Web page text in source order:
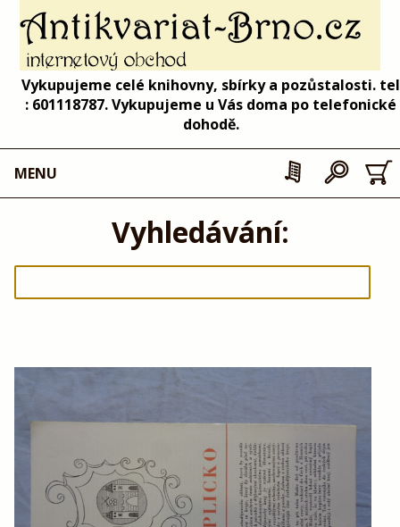
Vykupujeme celé knihovny, sbírky a pozůstalosti. tel
: 601118787. Vykupujeme u Vás doma po telefonické
dohodě.
MENU
Vyhledávání: